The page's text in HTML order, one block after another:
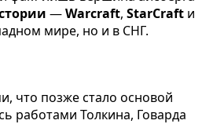
—Warcraft, StarCraft и
мире, но и в СНГ.
что позже стало основой
работами Толкина, Говарда